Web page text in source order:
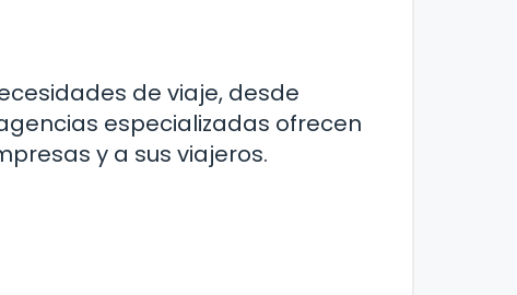
de viaje, desde
especializadas ofrecen
y a sus viajeros.